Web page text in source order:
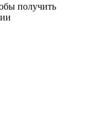
получить